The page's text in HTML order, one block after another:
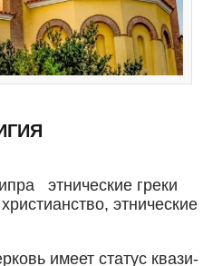
этнические греки
этнические
имеет статус квази-